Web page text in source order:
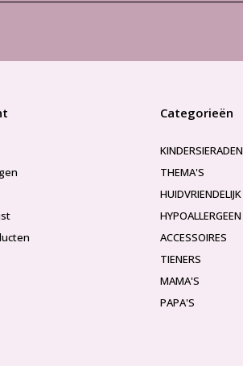
Categorieën
KINDERSIERADEN
THEMA'S
HUIDVRIENDELIJK
HYPOALLERGEEN
ACCESSOIRES
TIENERS
MAMA'S
PAPA'S